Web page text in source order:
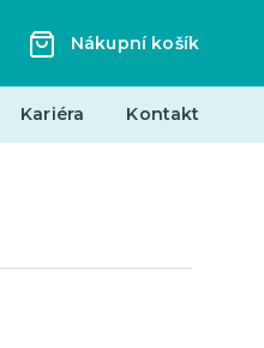
Nákupní košík
Kariéra Kontakt